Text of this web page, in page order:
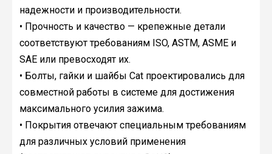
надежности и производительности.
• Прочность и качество — крепежные детали
соответствуют требованиям ISO, ASTM, ASME и
SAE или превосходят их.
• Болты, гайки и шайбы Cat проектировались для
совместной работы в системе для достижения
максимального усилия зажима.
• Покрытия отвечают специальным требованиям
для различных условий применения